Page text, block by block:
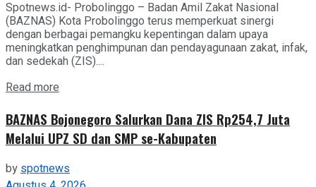
Spotnews.id- Probolinggo – Badan Amil Zakat Nasional
(BAZNAS) Kota Probolinggo terus memperkuat sinergi
dengan berbagai pemangku kepentingan dalam upaya
meningkatkan penghimpunan dan pendayagunaan zakat, infak,
dan sedekah (ZIS)....
Read more
BAZNAS Bojonegoro Salurkan Dana ZIS Rp254,7 Juta
Melalui UPZ SD dan SMP se-Kabupaten
byspotnews